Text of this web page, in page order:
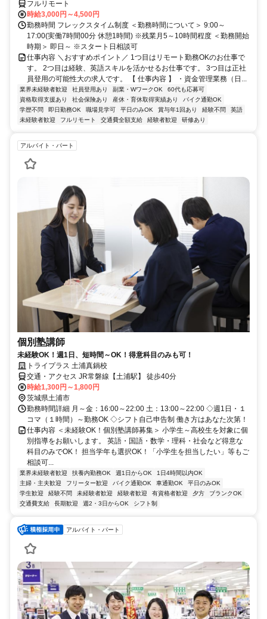
フルリモート
時給3,000円～4,500円
勤務時間 フレックスタイム制度 ＜勤務時間について＞ 9:00～
17:00(実働7時間00分 休憩1時間) ※残業月5～10時間程度 ＜勤務開始
時期＞ 即日～ ※スタート日相談可
仕事内容 ＼おすすめポイント／ 1つ目はリモート勤務OKのお仕事で
す。 2つ目は経験、英語スキルを活かせるお仕事です。 3つ目は正社
員登用の可能性大の求人です。 【 仕事内容 】 ・資金管理業務（日...
業界未経験者歓迎 社員登用あり 副業・WワークOK
60代も応募可
資格取得支援あり
社会保険あり 産休・育休取得実績あり
バイク通勤OK
学歴不問
即日勤務OK 職場見学可 平日のみOK 賞与年1回あり 経験不問
英語
未経験者歓迎
フルリモート 交通費全額支給 経験者歓迎 研修あり
アルバイト・パート
個別塾講師
未経験OK！週1日、短時間～OK！得意科目のみも可！
トライプラス 土浦真鍋校
交通・アクセス JR常磐線【土浦駅】 徒歩40分
時給1,300円～1,800円
茨城県土浦市
勤務時間詳細 月～金：16:00～22:00 土：13:00～22:00 ◇週1日・１
コマ（１時間）～勤務OK ◇シフト自己申告制 働き方はあなた次第！
仕事内容 ＜未経験OK！個別塾講師募集＞ 小学生～高校生を対象に個
別指導をお願いします。 英語・国語・数学・理科・社会など得意な
科目のみでOK！ 担当学年も選択OK！「小学生を担当したい」等もご
相談可...
業界未経験者歓迎 扶養内勤務OK 週1日からOK
1日4時間以内OK
主婦・主夫歓迎
フリーター歓迎 バイク通勤OK 車通勤OK
平日のみOK
学生歓迎
経験不問 未経験者歓迎 経験者歓迎 有資格者歓迎 夕方
ブランクOK
交通費支給
長期歓迎 週2・3日からOK シフト制
アルバイト・パート